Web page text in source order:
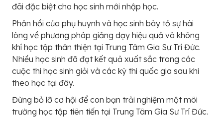
đãi đặc biệt cho học sinh mới nhập học.
Phản hồi của phụ huynh và học sinh bày tỏ sự hài
lòng về phương pháp giảng dạy hiệu quả và không
khí học tập thân thiện tại Trung Tâm Gia Sư Trí Đức.
Nhiều học sinh đã đạt kết quả xuất sắc trong các
cuộc thi học sinh giỏi và các kỳ thi quốc gia sau khi
theo học tại đây.
Đừng bỏ lỡ cơ hội để con bạn trải nghiệm một môi
trường học tập tiên tiến tại Trung Tâm Gia Sư Trí Đức.